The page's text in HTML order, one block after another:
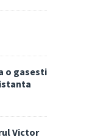
o gasesti
Victor